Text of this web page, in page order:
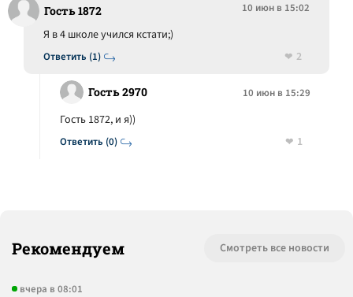
Гость 1872 10 июн в 15:02
Ответить (1)
Я в 4 школе учился кстати;)
2
Гость 2970 10 июн в 15:29
Ответить (0)
Гость 1872, и я))
1
Рекомендуем Смотреть все новости
вчера в 08:01